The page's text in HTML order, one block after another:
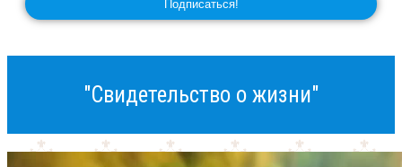
"Свидетельство о жизни"